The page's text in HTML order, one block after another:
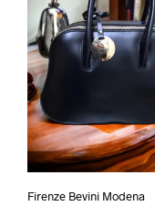
Firenze Bevini Modena